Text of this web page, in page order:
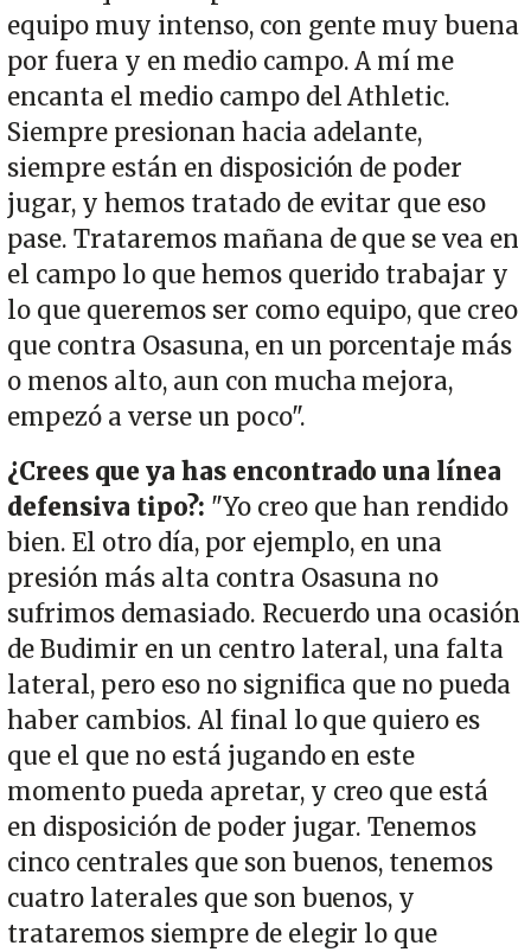
equipo muy intenso, con gente muy buena
por fuera y en medio campo. A mí me
encanta el medio campo del Athletic.
Siempre presionan hacia adelante,
siempre están en disposición de poder
jugar, y hemos tratado de evitar que eso
pase. Trataremos mañana de que se vea en
el campo lo que hemos querido trabajar y
lo que queremos ser como equipo, que creo
que contra Osasuna, en un porcentaje más
o menos alto, aun con mucha mejora,
empezó a verse un poco".
¿Crees que ya has encontrado una línea
defensiva tipo?: "Yo creo que han rendido
bien. El otro día, por ejemplo, en una
presión más alta contra Osasuna no
sufrimos demasiado. Recuerdo una ocasión
de Budimir en un centro lateral, una falta
lateral, pero eso no significa que no pueda
haber cambios. Al final lo que quiero es
que el que no está jugando en este
momento pueda apretar, y creo que está
en disposición de poder jugar. Tenemos
cinco centrales que son buenos, tenemos
cuatro laterales que son buenos, y
trataremos siempre de elegir lo que